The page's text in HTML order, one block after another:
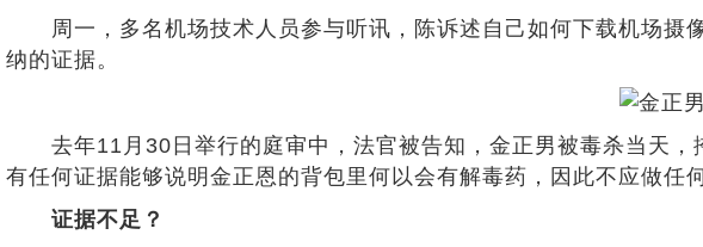
周一，多名机场技术人员参与听讯，陈诉述自己如何下载机场摄
纳的证据。
去年11月30日举行的庭审中，法官被告知，金正男被毒杀当天，
有任何证据能够说明金正恩的背包里何以会有解毒药，因此不应做任
证据不足？